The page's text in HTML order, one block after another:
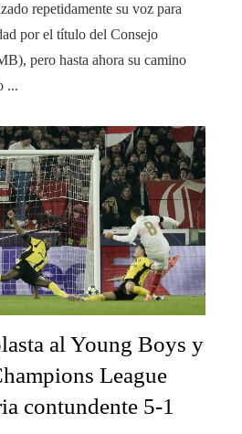
repetidamente su voz para
por el título del Consejo
pero hasta ahora su camino
...
al Young Boys y
League
contundente 5-1